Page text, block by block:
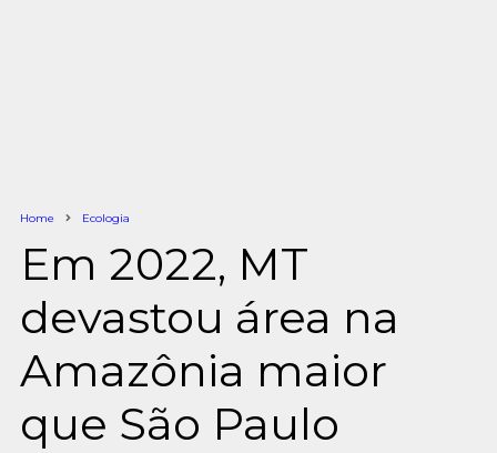
Home Ecologia
Em 2022, MT
devastou área na
Amazônia maior
que São Paulo